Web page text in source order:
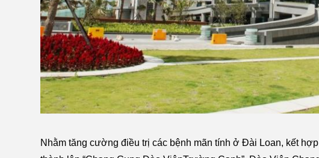
Nhằm tăng cường điều trị các bệnh mãn tính ở Đài Loan, kết